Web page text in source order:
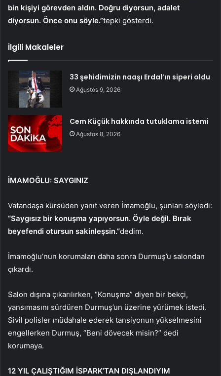
bin kişiyi görevden aldın. Doğru diyorsun, adalet
diyorsun. Önce onu söyle.”tepki gösterdi.
İlgili Makaleler
33 şehidimizin naaşı Erdal’ın siperi oldu
Ağustos 9, 2026
Cem Küçük hakkında tutuklama istemi
Ağustos 8, 2026
İMAMOĞLU: SAYGINIZ
Vatandaşa kürsüden yanıt veren İmamoğlu, şunları söyledi:
“Saygısız bir konuşma yapıyorsun. Öyle değil. Bırak
beyefendi otursun sakinleşsin.”dedim.
İmamoğlu’nun korumaları daha sonra Durmuş’u salondan
çıkardı.
Salon dışına çıkarılırken, “Konuşma” diyen bir bekçi,
yansımasını sürdüren Durmuş’un üzerine yürümek istedi.
Sivil polisler müdahale ederek tansiyonun yükselmesini
engellerken Durmuş, “Beni dövecek misin?” dedi
korumaya.
12 YIL ÇALIŞTIĞIM İSPARK’TAN DIŞLANDIYIM